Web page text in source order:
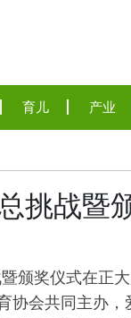
育儿 产业
挑战暨
颁奖仪式在正
协会共同主办